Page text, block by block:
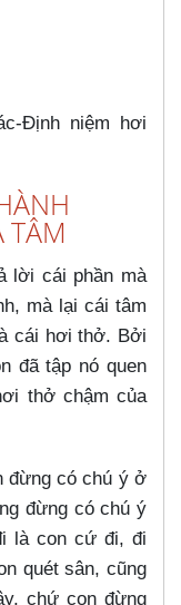
Định niệm hơi
TÂM
lời cái phần mà
mà lại cái tâm
cái hơi thở. Bởi
đã tập nó quen
thở chậm của
đừng có chú ý ở
đừng có chú ý
là con cứ đi, đi
quét sân, cũng
chứ con đừng